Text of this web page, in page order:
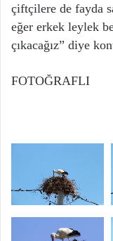
çiftçilere de fayda
eğer erkek leylek
çıkacağız” diye
FOTOĞRAFLI